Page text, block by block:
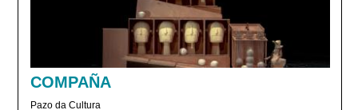
COMPAÑA
Pazo da Cultura